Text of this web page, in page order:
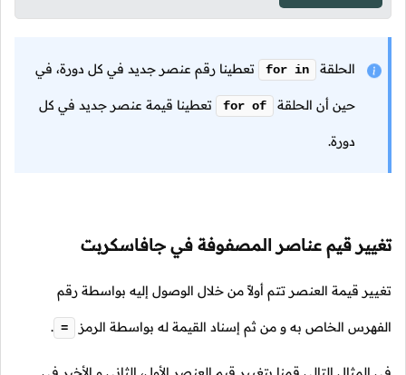
الحلقة for in تعطينا رقم عنصر جديد في كل دورة، في
حين أن الحلقة for of تعطينا قيمة عنصر جديد في كل
دورة.
تغيير قيم عناصر المصفوفة في جافاسكربت
تغيير قيمة العنصر تتم أولاً من خلال الوصول إليه بواسطة رقم
الفهرس الخاص به و من ثم إسناد القيمة له بواسطة الرمز =
.